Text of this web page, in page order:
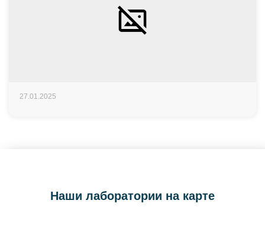
27.01.2025
Наши лаборатории на карте